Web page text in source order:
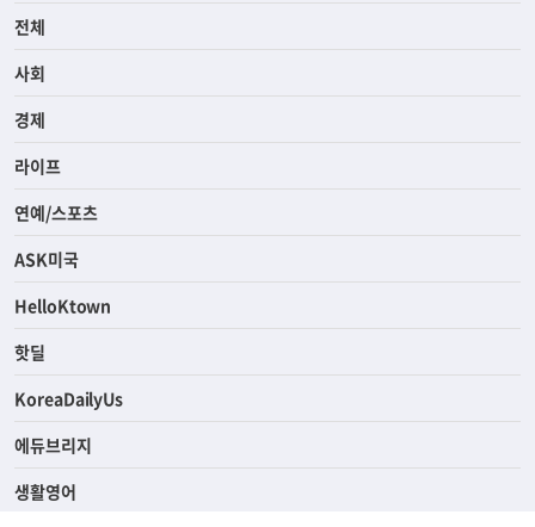
전체
사회
경제
라이프
연예/스포츠
ASK미국
HelloKtown
핫딜
KoreaDailyUs
에듀브리지